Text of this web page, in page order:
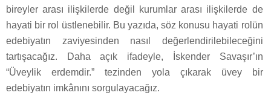
bireyler arası ilişkilerde değil kurumlar arası ilişkilerde de
hayati bir rol üstlenebilir. Bu yazıda, söz konusu hayati rolün
edebiyatın zaviyesinden nasıl değerlendirilebileceğini
tartışacağız. Daha açık ifadeyle, İskender Savaşır’ın
“Üveylik erdemdir.” tezinden yola çıkarak üvey bir
edebiyatın imkânını sorgulayacağız.